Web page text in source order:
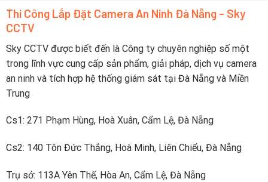
Thi Công Lắp Đặt Camera An Ninh Đà Nẵng - Sky
CCTV
Sky CCTV được biết đến là Công ty chuyên nghiệp số một
trong lĩnh vực cung cấp sản phẩm, giải pháp, dịch vụ camera
an ninh và tích hợp hệ thống giám sát tại Đà Nẵng và Miền
Trung
Cs1: 271 Phạm Hùng, Hoà Xuân, Cẩm Lệ, Đà Nẵng
Cs2: 140 Tôn Đức Thắng, Hoà Minh, Liên Chiểu, Đà Nẵng
Trụ sở: 113A Yên Thế, Hòa An, Cẩm Lệ, Đà Nẵng